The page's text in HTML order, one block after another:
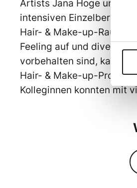
Artists Jana Hoge und
intensiven
Hair- & Make-up-Raum in
Feeling auf und diverse
vorbehalten sind, kamen
Hair- & Make-up-Profis
Kolleginnen konnten mit